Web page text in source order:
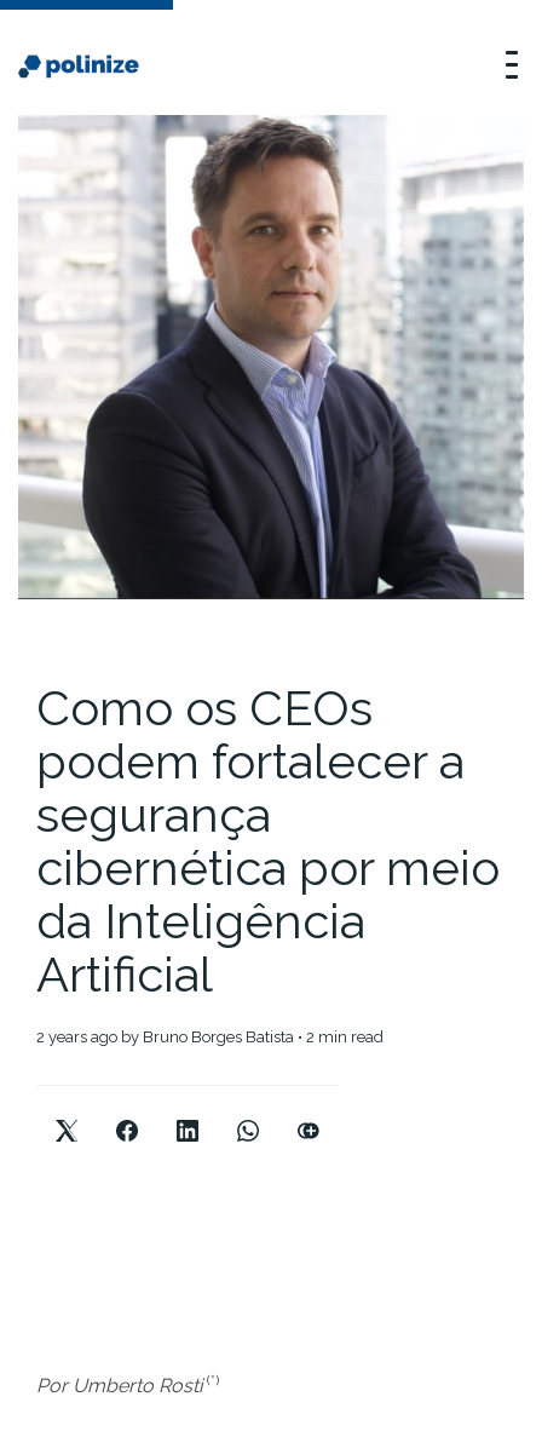
Como os CEOs
podem fortalecer a
segurança
cibernética por meio
da Inteligência
Artificial
2 years ago by Bruno Borges Batista • 2 min read
Por Umberto Rosti(*)